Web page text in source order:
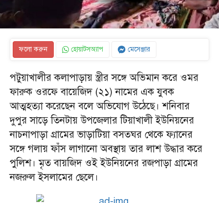
ফলো করুন হোয়াটসঅ্যাপ মেসেঞ্জার
পটুয়াখালীর কলাপাড়ায় স্ত্রীর সঙ্গে অভিমান করে ওমর
ফারুক ওরফে বায়েজিদ (২১) নামের এক যুবক
আত্মহত্যা করেছেন বলে অভিযোগ উঠেছে। শনিবার
দুপুর সাড়ে তিনটায় উপজেলার টিয়াখালী ইউনিয়নের
নাচনাপাড়া গ্রামের ভাড়াটিয়া বসতঘর থেকে ফ্যানের
সঙ্গে গলায় ফাঁস লাগানো অবস্থায় তার লাশ উদ্ধার করে
পুলিশ। মৃত বায়জিদ ওই ইউনিয়নের রজপাড়া গ্রামের
নজরুল ইসলামের ছেলে।